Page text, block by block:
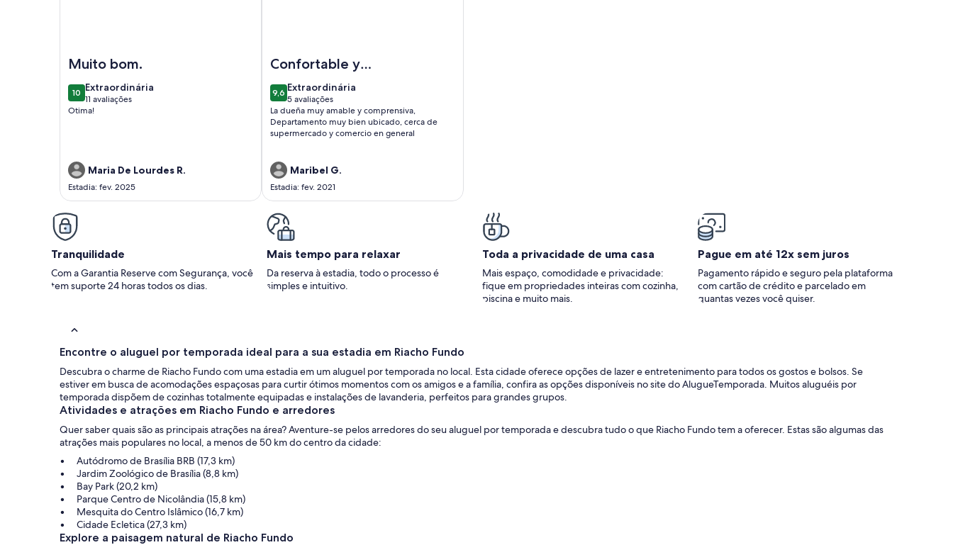
Muito bom.
1010 de 10
Extraordinária
extraordinária
11 avaliações
(11
Otima!
Maria De Lourdes R.
Estadia: fev. 2025
Confortable y
acogedor
9,69,6 de 10
Extraordinária
extraordinária
5 avaliações
(5
avaliações)
La dueña muy amable y comprensiva,
Departamento muy bien ubicado, cerca de
supermercado y comercio en general
Maribel G.
Estadia: fev. 2021
Tranquilidade
Com a Garantia Reserve com Segurança, você
tem suporte 24 horas todos os dias.
Mais tempo para relaxar
Da reserva à estadia, todo o processo é
simples e intuitivo.
Toda a privacidade de uma casa
Mais espaço, comodidade e privacidade:
fique em propriedades inteiras com cozinha,
piscina e muito mais.
Pague em até 12x sem juros
Pagamento rápido e seguro pela plataforma
com cartão de crédito e parcelado em
quantas vezes você quiser.
Encontre o aluguel por temporada ideal para a sua estadia em Riacho Fundo
Descubra o charme de Riacho Fundo com uma estadia em um aluguel por temporada no local. Esta cidade oferece opções de lazer e entretenimento para todos os gostos e bolsos. Se
estiver em busca de acomodações espaçosas para curtir ótimos momentos com os amigos e a família, confira as opções disponíveis no site do AlugueTemporada. Muitos aluguéis por
temporada dispõem de cozinhas totalmente equipadas e instalações de lavanderia, perfeitos para grandes grupos.
Atividades e atrações em Riacho Fundo e arredores
Quer saber quais são as principais atrações na área? Aventure-se pelos arredores do seu aluguel por temporada e descubra tudo o que Riacho Fundo tem a oferecer. Estas são algumas das
atrações mais populares no local, a menos de 50 km do centro da cidade:
Autódromo de Brasília BRB (17,3 km)
Jardim Zoológico de Brasília (8,8 km)
Bay Park (20,2 km)
Parque Centro de Nicolândia (15,8 km)
Mesquita do Centro Islâmico (16,7 km)
Cidade Ecletica (27,3 km)
Explore a paisagem natural de Riacho Fundo